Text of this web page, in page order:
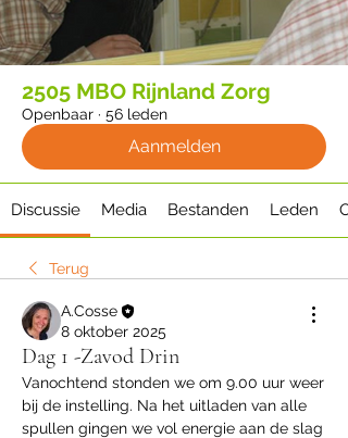
2505 MBO Rijnland Zorg
Openbaar · 56 leden
Aanmelden
Discussie Media Bestanden Leden
Terug
A.Cosse
8 oktober 2025
Dag 1 -Zavod Drin
Vanochtend stonden we om 9.00 uur weer
bij de instelling. Na het uitladen van alle
spullen gingen we vol energie aan de slag